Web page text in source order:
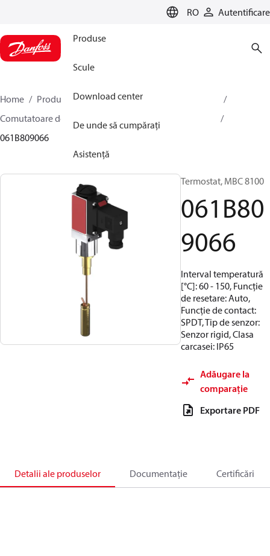
RO Autentificare
Produse
Scule
Download center
De unde să cumpărați
Asistență
Home Produse Sensing solutions
Comutatoare de temperatură
061B809066
Termostat, MBC 8100
061B80
9066
Interval temperatură
[°C]: 60 - 150, Funcție
de resetare: Auto,
Funcție de contact:
SPDT, Tip de senzor:
Senzor rigid, Clasa
carcasei: IP65
Adăugare la
comparație
Exportare PDF
Detalii ale produselor Documentație Certificări